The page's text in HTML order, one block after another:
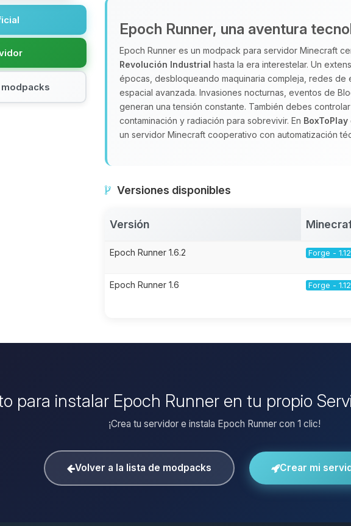
Epoch Runner, una aventura
Epoch Runner es un modpack para servidor Minecraft
Revolución Industrial hasta la era interestelar. Un
épocas, desbloqueando maquinaria compleja, redes
espacial avanzada. Invasiones nocturnas, eventos de
generan una tensión constante. También debes
contaminación y radiación para sobrevivir. En BoxToPlay
un servidor Minecraft cooperativo con automatización
Versiones disponibles
Versión
Epoch Runner 1.6.2 Forge -
Epoch Runner 1.6 Forge -
para instalar Epoch Runner en tu propio
¡Crea tu servidor e instala Epoch Runner con 1 clic!
Volver a la lista de modpacks Crear mi